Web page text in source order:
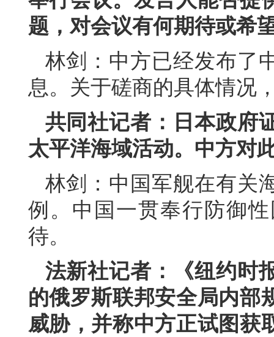
题，对会议有何期待或希
林剑：中方已经发布了
息。关于磋商的具体情况
共同社记者：日本政府
太平洋海域活动。中方对
林剑：中国军舰在有关
例。中国一贯奉行防御
待。
法新社记者：《纽约时
的俄罗斯联邦安全局内部
威胁，并称中方正试图获